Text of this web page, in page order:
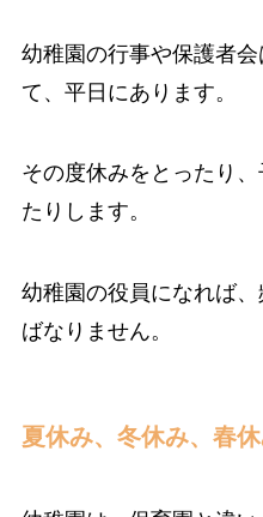
幼稚園の行事や保護者
て、平日にあります。
その度休みをとったり
たりします。
幼稚園の役員になれば
ばなりません。
夏休み、冬休み、春